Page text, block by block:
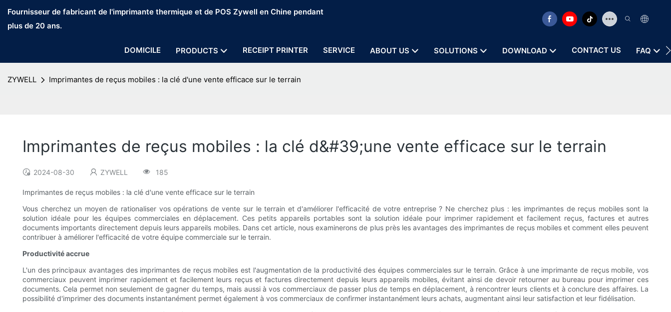
Fournisseur de fabricant de l'imprimante thermique et de POS Zywell en Chine pendant
plus de 20 ans.
DOMICILE PRODUCTS RECEIPT PRINTER SERVICE ABOUT US SOLUTIONS DOWNLOAD CONTACT US FAQ
ZYWELL Imprimantes de reçus mobiles : la clé d'une vente efficace sur le terrain
Imprimantes de reçus mobiles : la clé d&#39;une vente efficace sur le terrain
2024-08-30 ZYWELL 185
Imprimantes de reçus mobiles : la clé d'une vente efficace sur le terrain
Vous cherchez un moyen de rationaliser vos opérations de vente sur le terrain et d'améliorer l'efficacité de votre entreprise ? Ne cherchez plus : les imprimantes de reçus mobiles sont la
solution idéale pour les équipes commerciales en déplacement. Ces petits appareils portables sont la solution idéale pour imprimer rapidement et facilement reçus, factures et autres
documents importants directement depuis leurs appareils mobiles. Dans cet article, nous examinerons de plus près les avantages des imprimantes de reçus mobiles et comment elles peuvent
contribuer à améliorer l'efficacité de votre équipe commerciale sur le terrain.
Productivité accrue
L'un des principaux avantages des imprimantes de reçus mobiles est l'augmentation de la productivité des équipes commerciales sur le terrain. Grâce à une imprimante de reçus mobile, vos
commerciaux peuvent imprimer rapidement et facilement leurs reçus et factures directement depuis leurs appareils mobiles, évitant ainsi de devoir retourner au bureau pour imprimer ces
documents. Cela permet non seulement de gagner du temps, mais aussi à vos commerciaux de passer plus de temps en déplacement, à rencontrer leurs clients et à conclure des affaires. La
possibilité d'imprimer des documents instantanément permet également à vos commerciaux de confirmer instantanément leurs achats, augmentant ainsi leur satisfaction et leur fidélisation.